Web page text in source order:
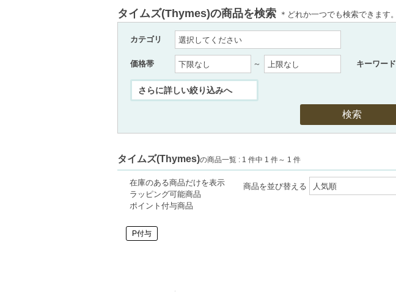
タイムズ(Thymes)の商品を検索 ＊どれか一つでも検索できます。
カテゴリ
価格帯 ～ キーワード
タイムズ(Thymes)の商品一覧 : 1 件中 1 件～ 1 件
在庫のある商品だけを表示
ラッピング可能商品
ポイント付与商品
商品を並び替える
P付与